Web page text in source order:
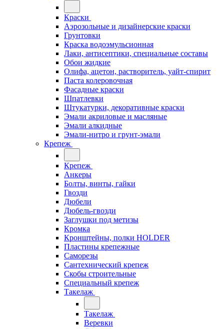
Краски
Аэрозольные и дизайнерские краски
Грунтовки
Краска водоэмульсионная
Лаки, антисептики, специальные составы
Обои жидкие
Олифа, ацетон, растворитель, уайт-спирит
Паста колеровочная
Фасадные краски
Шпатлевки
Штукатурки, декоративные краски
Эмали акриловые и масляные
Эмали алкидные
Эмали-нитро и грунт-эмали
Крепеж
Крепеж
Анкеры
Болты, винты, гайки
Гвозди
Дюбели
Дюбель-гвозди
Заглушки под метизы
Кромка
Кронштейны, полки НОLDER
Пластины крепежные
Саморезы
Сантехнический крепеж
Скобы строительные
Специальный крепеж
Такелаж
Такелаж
Веревки